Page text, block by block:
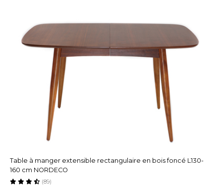
Table à manger extensible rectangulaire en bois foncé L130-
160 cm NORDECO
(89)